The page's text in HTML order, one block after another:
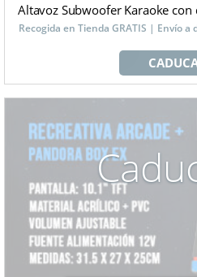
Altavoz Subwoofer Karaoke
Recogida en Tienda GRATIS | Envío a